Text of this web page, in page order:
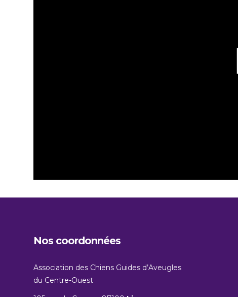
Nos coordonnées
Association des Chiens Guides d’Aveugles
du Centre-Ouest